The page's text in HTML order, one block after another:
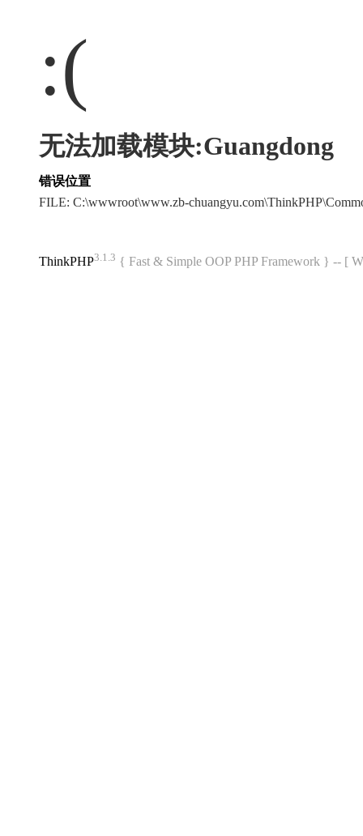
:(
无法加载模块:Guangdong
错误位置
FILE: C:\wwwroot\www.zb-
ThinkPHP3.1.3 { Fast & Simple OOP PHP Framework } -- [